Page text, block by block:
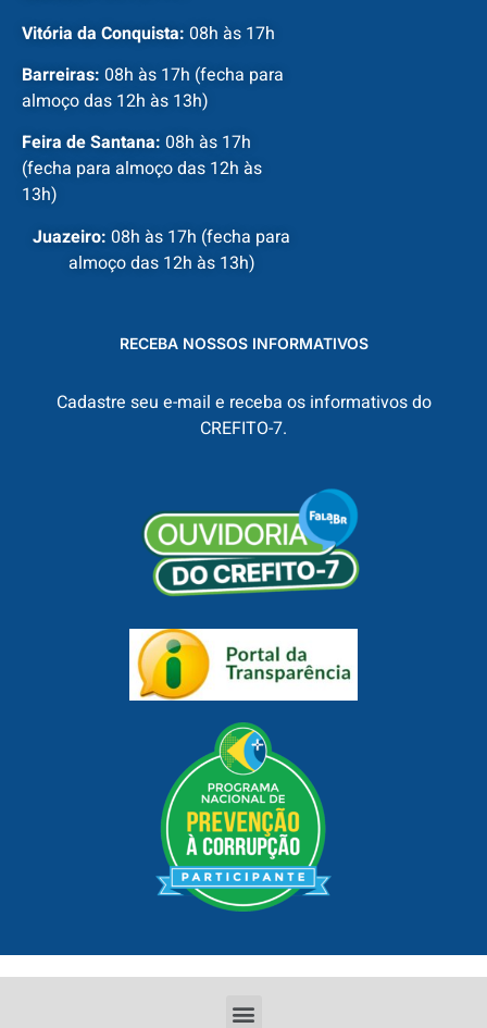
Vitória da Conquista: 08h às 17h
Barreiras: 08h às 17h (fecha para
almoço das 12h às 13h)
Feira de Santana: 08h às 17h
(fecha para almoço das 12h às
13h)
Juazeiro: 08h às 17h (fecha para
almoço das 12h às 13h)
RECEBA NOSSOS INFORMATIVOS
Cadastre seu e-mail e receba os informativos do
CREFITO-7.